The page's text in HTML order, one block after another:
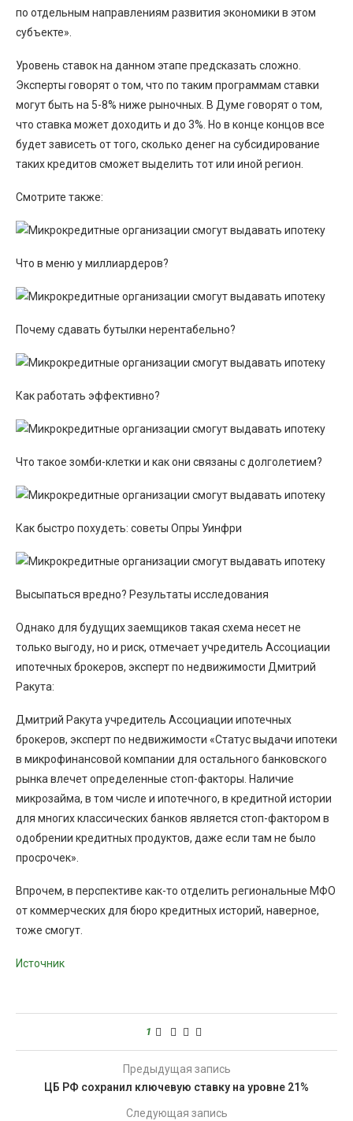
по отдельным направлениям развития экономики в этом
субъекте».
Уровень ставок на данном этапе предсказать сложно.
Эксперты говорят о том, что по таким программам ставки
могут быть на 5-8% ниже рыночных. В Думе говорят о том,
что ставка может доходить и до 3%. Но в конце концов все
будет зависеть от того, сколько денег на субсидирование
таких кредитов сможет выделить тот или иной регион.
Смотрите также:
Что в меню у миллиардеров?
Почему сдавать бутылки нерентабельно?
Как работать эффективно?
Что такое зомби-клетки и как они связаны с долголетием?
Как быстро похудеть: советы Опры Уинфри
Высыпаться вредно? Результаты исследования
Однако для будущих заемщиков такая схема несет не
только выгоду, но и риск, отмечает учредитель Ассоциации
ипотечных брокеров, эксперт по недвижимости Дмитрий
Ракута:
Дмитрий Ракута учредитель Ассоциации ипотечных
брокеров, эксперт по недвижимости «Статус выдачи ипотеки
в микрофинансовой компании для остального банковского
рынка влечет определенные стоп-факторы. Наличие
микрозайма, в том числе и ипотечного, в кредитной истории
для многих классических банков является стоп-фактором в
одобрении кредитных продуктов, даже если там не было
просрочек».
Впрочем, в перспективе как-то отделить региональные МФО
от коммерческих для бюро кредитных историй, наверное,
тоже смогут.
Источник
1
Предыдущая запись
ЦБ РФ сохранил ключевую ставку на уровне 21%
Следующая запись